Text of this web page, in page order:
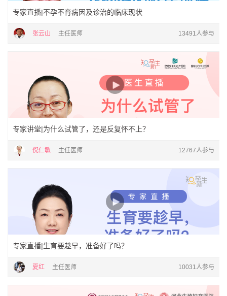
专家直播|不孕不育病因及诊治的临床现状
张云山 主任医师 13491人参与
专家讲堂|为什么试管了，还是反复怀不上？
倪仁敏 主任医师 12767人参与
专家直播|生育要趁早，准备好了吗？
夏红 主任医师 10031人参与